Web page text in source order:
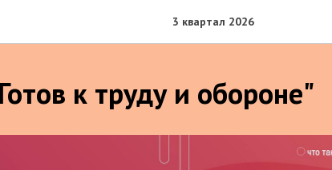
3 квартал 2026
к труду и обороне"